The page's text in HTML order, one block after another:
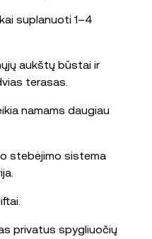
suplanuoti 1–4
aukštų būstai ir
terasas.
namams daugiau
stebėjimo sistema
privatus spygliuočių